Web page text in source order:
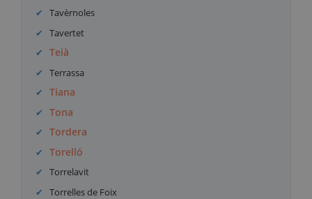
Tavèrnoles
Tavertet
Teià
Terrassa
Tiana
Tona
Tordera
Torelló
Torrelavit
Torrelles de Foix